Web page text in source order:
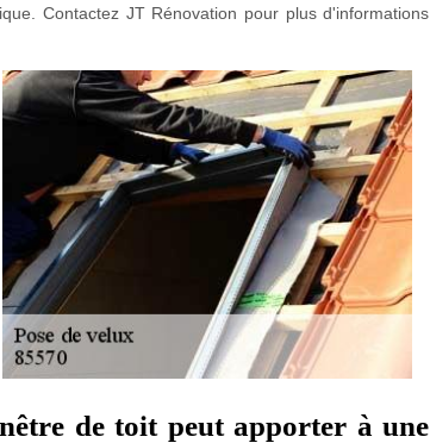
Contactez JT Rénovation pour plus d'informations
de toit peut apporter à une